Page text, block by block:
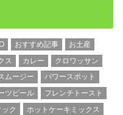
おすすめ記事
お土産
ス カレー
クロワッサン
ムージー
パワースポット
ツビール
フレンチトースト
ク
ホットケーキミックス